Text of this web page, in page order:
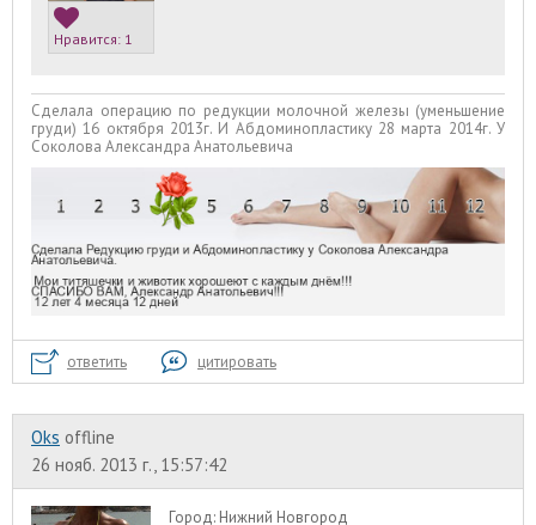
Нравится: 1
Сделала операцию по редукции молочной железы (уменьшение
груди) 16 октября 2013г. И Абдоминопластику 28 марта 2014г. У
Соколова Александра Анатольевича
ответить цитировать
Oks offline
26 нояб. 2013 г., 15:57:42
Город: Нижний Новгород